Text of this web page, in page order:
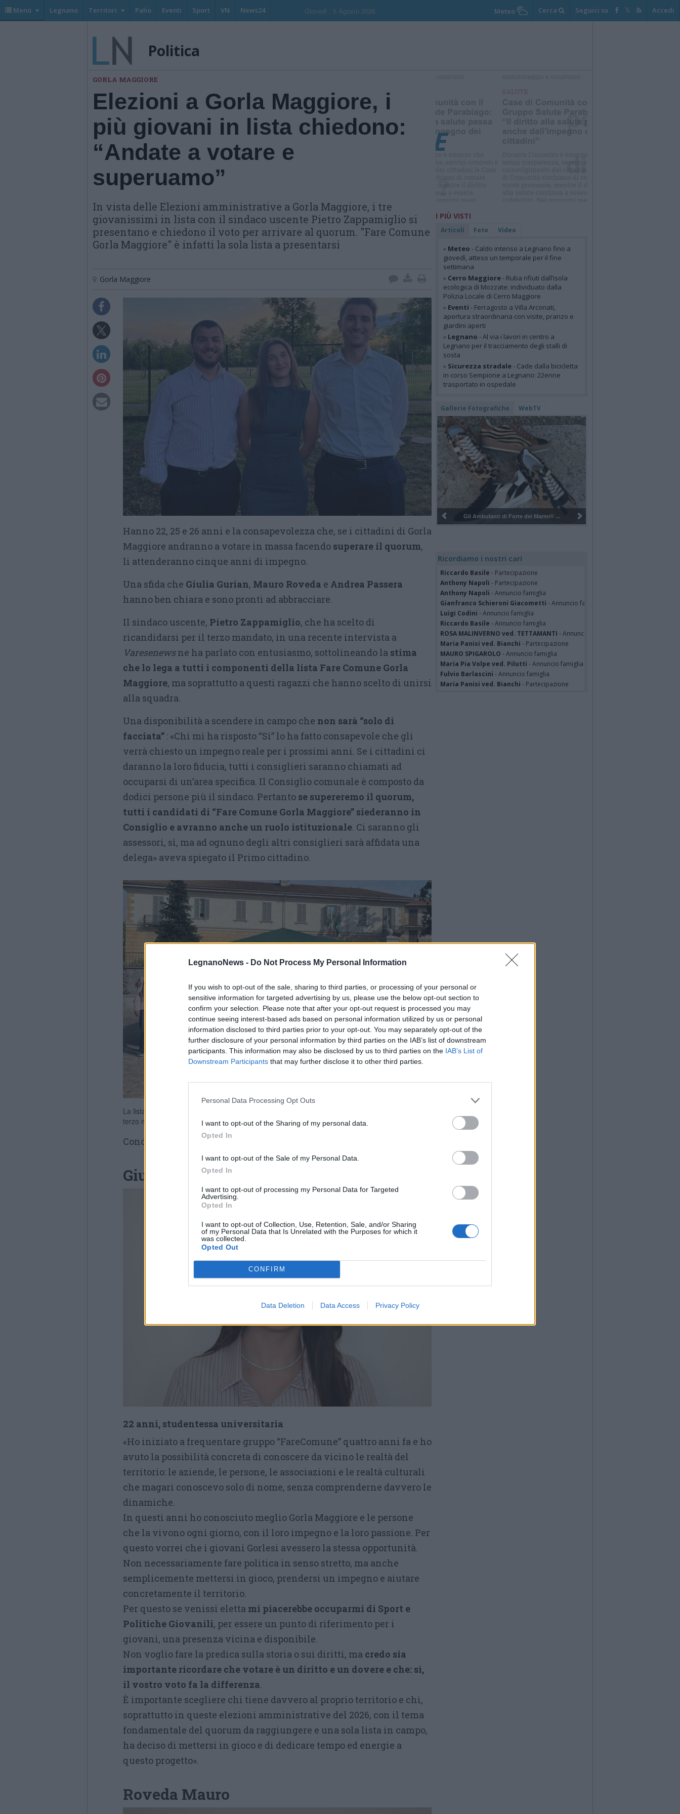
LegnanoNews - Do Not Process My Personal Information
If you wish to opt-out of the sale, sharing to third parties, or processing of your personal or
sensitive information for targeted advertising by us, please use the below opt-out section to
confirm your selection. Please note that after your opt-out request is processed you may
continue seeing interest-based ads based on personal information utilized by us or personal
information disclosed to third parties prior to your opt-out. You may separately opt-out of the
further disclosure of your personal information by third parties on the IAB’s list of downstream
participants. This information may also be disclosed by us to third parties on the IAB’s List of
Downstream Participants that may further disclose it to other third parties.
Personal Data Processing Opt Outs
I want to opt-out of the Sharing of my personal data.
Opted In
I want to opt-out of the Sale of my Personal Data.
Opted In
I want to opt-out of processing my Personal Data for Targeted
Advertising.
Opted In
I want to opt-out of Collection, Use, Retention, Sale, and/or Sharing
of my Personal Data that Is Unrelated with the Purposes for which it
was collected.
Opted Out
CONFIRM
Data Deletion Data Access Privacy Policy
Menù Legnano Territori Palio Eventi Sport VN News24 Giovedi , 6 Agosto 2026 Meteo Cerca Seguici su Accedi
Politica
GORLA MAGGIORE
Elezioni a Gorla Maggiore, i
più giovani in lista chiedono:
“Andate a votare e
superuamo”
In vista delle Elezioni amministrative a Gorla Maggiore, i tre
giovanissimi in lista con il sindaco uscente Pietro Zappamiglio si
presentano e chiedono il voto per arrivare al quorum. "Fare Comune
Gorla Maggiore" è infatti la sola lista a presentarsi
Gorla Maggiore
Hanno 22, 25 e 26 anni e la consapevolezza che, se i cittadini di Gorla
Maggiore andranno a votare in massa facendo superare il quorum,
li attenderanno cinque anni di impegno.
Una sfida che Giulia Gurian, Mauro Roveda e Andrea Passera
hanno ben chiara e sono pronti ad abbracciare.
Il sindaco uscente, Pietro Zappamiglio, che ha scelto di
ricandidarsi per il terzo mandato, in una recente intervista a
Varesenewsne ha parlato con entusiasmo, sottolineando la stima
che lo lega a tutti i componenti della lista Fare Comune Gorla
Maggiore, ma soprattutto a questi ragazzi che hanno scelto di unirsi
alla squadra.
Una disponibilità a scendere in campo che non sarà “solo di
facciata” : «Chi mi ha risposto “Sì” lo ha fatto consapevole che gli
verrà chiesto un impegno reale per i prossimi anni. Se i cittadini ci
daranno la loro fiducia, tutti i consiglieri saranno chiamati ad
occuparsi di un’area specifica. Il Consiglio comunale è composto da
dodici persone più il sindaco. Pertanto se supereremo il quorum,
tutti i candidati di “Fare Comune Gorla Maggiore” siederanno in
Consiglio e avranno anche un ruolo istituzionale. Ci saranno gli
assessori, sì, ma ad ognuno degli altri consiglieri sarà affidata una
delega» aveva spiegato il Primo cittadino.
La lista Fare Comune Gorla Maggiore con il sindaco uscente Pietro Zappamiglio, che punta al
terzo mandato
Conosciamo dunque questi giovani candidati e le loro aspirazioni:
Giulia Gurian
22 anni, studentessa universitaria
«Ho iniziato a frequentare gruppo “FareComune” quattro anni fa e ho
avuto la possibilità concreta di conoscere da vicino le realtà del
territorio: le aziende, le persone, le associazioni e le realtà culturali
che magari conoscevo solo di nome, senza comprenderne davvero le
dinamiche.
In questi anni ho conosciuto meglio Gorla Maggiore e le persone
che la vivono ogni giorno, con il loro impegno e la loro passione. Per
questo vorrei che i giovani Gorlesi avessero la stessa opportunità.
Non necessariamente fare politica in senso stretto, ma anche
semplicemente mettersi in gioco, prendersi un impegno e aiutare
concretamente il territorio.
Per questo se venissi eletta mi piacerebbe occuparmi di Sport e
Politiche Giovanili, per essere un punto di riferimento per i
giovani, una presenza vicina e disponibile.
Non voglio fare la predica sulla storia o sui diritti, ma credo sia
importante ricordare che votare è un diritto e un dovere e che: sì,
il vostro voto fa la differenza.
È importante scegliere chi tiene davvero al proprio territorio e chi,
soprattutto in queste elezioni amministrative del 2026, con il tema
fondamentale del quorum da raggiungere e una sola lista in campo,
ha deciso di mettersi in gioco e di dedicare tempo ed energie a
questo progetto».
Roveda Mauro
I PIÙ VISTI
Articoli Foto Video
» Meteo - Caldo intenso a Legnano fino a
giovedì, atteso un temporale per il fine
settimana
» Cerro Maggiore- Ruba rifiuti dall’isola
ecologica di Mozzate: individuato dalla
Polizia Locale di Cerro Maggiore
» Eventi - Ferragosto a Villa Arconati,
apertura straordinaria con visite, pranzo e
giardini aperti
» Legnano - Al via i lavori in centro a
Legnano per il tracciamento degli stalli di
sosta
» Sicurezza stradale- Cade dalla bicicletta
in corso Sempione a Legnano: 22enne
trasportato in ospedale
Gallerie Fotografiche WebTV
Pulizia del bosco del Rugareto a ...
Ricordiamo i nostri cari
Riccardo Basile - Partecipazione
Anthony Napoli - Partecipazione
Anthony Napoli - Annuncio famiglia
Gianfranco Schieroni Giacometti - Annuncio famiglia
Luigi Codini - Annuncio famiglia
Riccardo Basile - Annuncio famiglia
ROSA MALINVERNO ved. TETTAMANTI - Annuncio famiglia
Maria Panisi ved. Bianchi - Partecipazione
MAURO SPIGAROLO - Annuncio famiglia
Maria Pia Volpe ved. Pilutti - Annuncio famiglia
Fulvio Barlascini - Annuncio famiglia
Maria Panisi ved. Bianchi - Partecipazione